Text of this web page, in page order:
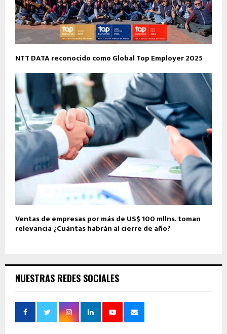
NTT DATA reconocido como Global Top Employer 2025
Ventas de empresas por más de US$ 100 mllns. toman
relevancia ¿Cuántas habrán al cierre de año?
NUESTRAS REDES SOCIALES